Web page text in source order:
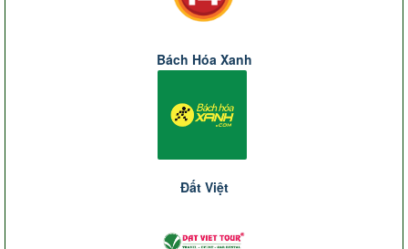
Bách Hóa Xanh
Đất Việt